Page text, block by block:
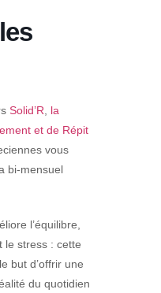
Solid’R
la
et de Répit
vous
bi-mensuel
l’équilibre,
le stress : cette
but d’offrir une
du quotidien